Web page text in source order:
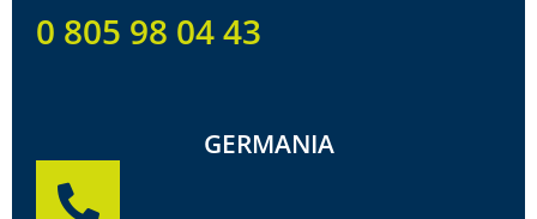
0 805 98 04 43
GERMANIA